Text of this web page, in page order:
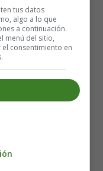
it.
g of sugar.
the batter.
tus datos
algo a lo que
a continuación.
menú del sitio,
consentimiento en